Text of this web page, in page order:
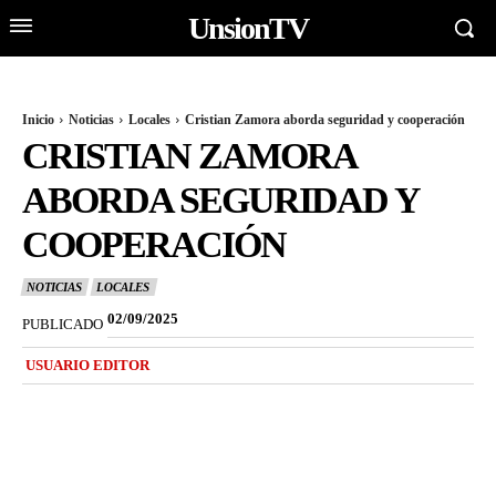
UnsionTV
Inicio Noticias Locales Cristian Zamora aborda seguridad y cooperación
CRISTIAN ZAMORA
ABORDA SEGURIDAD Y
COOPERACIÓN
NOTICIAS LOCALES
PUBLICADO 02/09/2025
USUARIO EDITOR